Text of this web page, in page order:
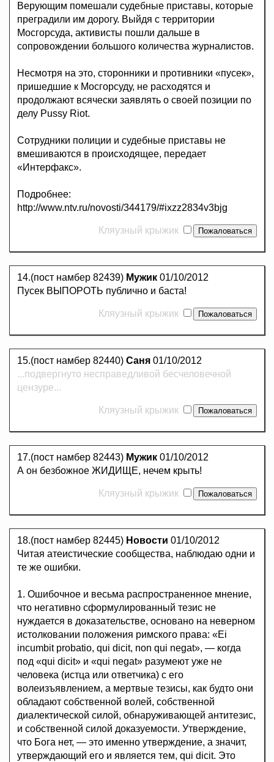
Верующим помешали судебные приставы, которые
преградили им дорогу. Выйдя с территории
Мосгорсуда, активисты пошли дальше в
сопровождении большого количества журналистов.
Несмотря на это, сторонники и противники «пусек»,
пришедшие к Мосгорсуду, не расходятся и
продолжают всячески заявлять о своей позиции по
делу Pussy Riot.
Сотрудники полиции и судебные приставы не
вмешиваются в происходящее, передает
«Интерфакс».
Подробнее:
http://www.ntv.ru/novosti/344179/#ixzz2834v3bjg
Кляузный крыжик
14.(пост намбер 82439) Мужик 01/10/2012
Пусек ВЫПОРОТЬ публично и баста!
Кляузный крыжик
15.(пост намбер 82440) Саня 01/10/2012
...подвергнуто несправедливой бесчеловечной
цензуре...
Кляузный крыжик
17.(пост намбер 82443) Мужик 01/10/2012
А он безбожное ЖИДИЩЕ, нечем крыть!
Кляузный крыжик
18.(пост намбер 82445) Новости 01/10/2012
Читая атеистические сообщества, наблюдаю одни и
те же ошибки.
1. Ошибочное и весьма распространенное мнение,
что негативно сформулированный тезис не
нуждается в доказательстве, основано на неверном
истолковании положения римского права: «Ei
incumbit probatio, qui dicit, non qui negat», — когда
под «qui dicit» и «qui negat» разумеют уже не
человека (истца или ответчика) с его
волеизъявлением, а мертвые тезисы, как будто они
обладают собственной волей, собственной
диалектической силой, обнаруживающей антитезис,
и собственной силой доказуемости. Утверждение,
что Бога нет, — это именно утверждение, а значит,
утверждающий его и является тем, qui dicit. Это